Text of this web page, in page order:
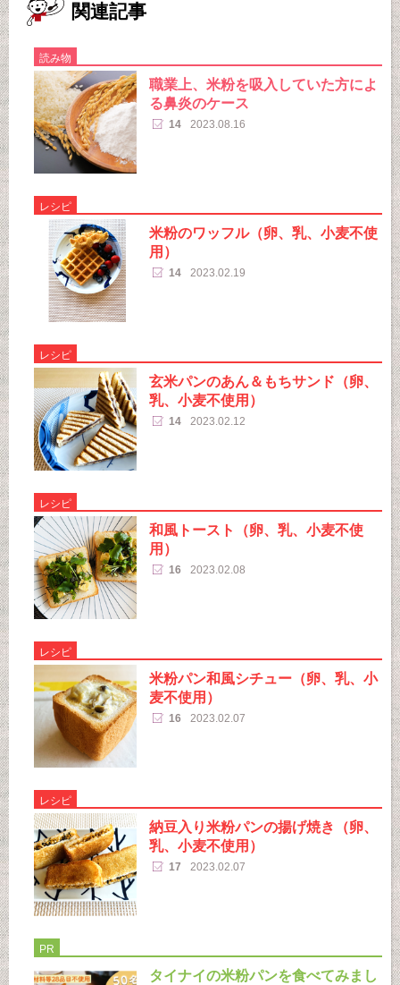
関連記事
読み物
職業上、米粉を吸入していた方によ
る鼻炎のケース
14 2023.08.16
レシピ
米粉のワッフル（卵、乳、小麦不使
用）
14 2023.02.19
レシピ
玄米パンのあん＆もちサンド（卵、
乳、小麦不使用）
14 2023.02.12
レシピ
和風トースト（卵、乳、小麦不使
用）
16 2023.02.08
レシピ
米粉パン和風シチュー（卵、乳、小
麦不使用）
16 2023.02.07
レシピ
納豆入り米粉パンの揚げ焼き（卵、
乳、小麦不使用）
17 2023.02.07
PR
タイナイの米粉パンを食べてみまし